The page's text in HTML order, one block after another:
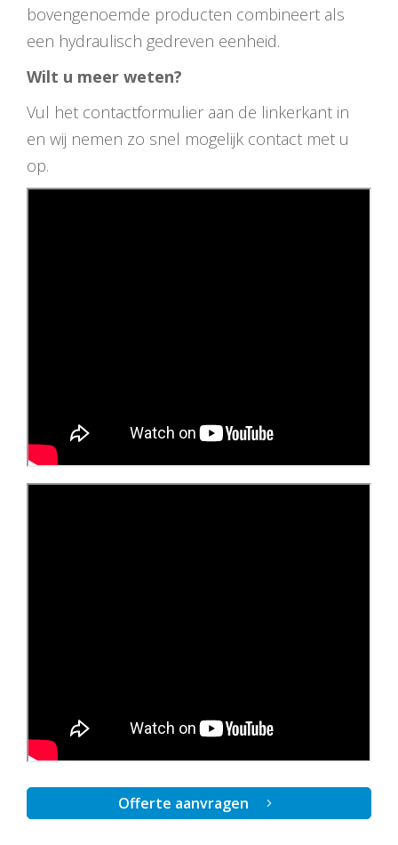
bovengenoemde producten combineert als
een hydraulisch gedreven eenheid.
Wilt u meer weten?
Vul het contactformulier aan de linkerkant in
en wij nemen zo snel mogelijk contact met u
op.
Offerte aanvragen